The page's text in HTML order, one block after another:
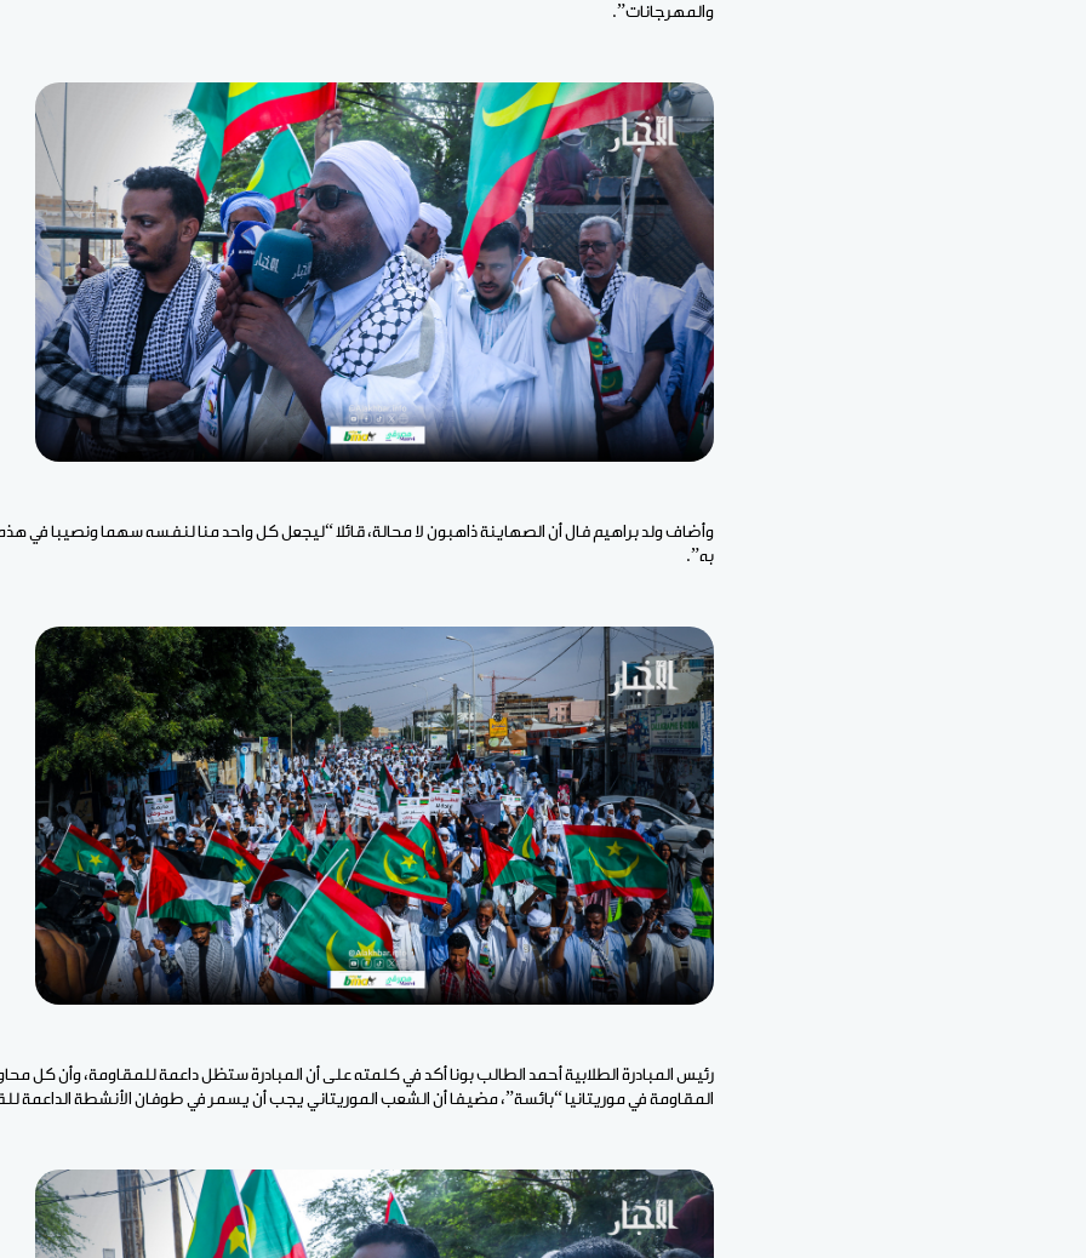
والمهرجانات”.
وأضاف ولد براهيم فال أن الصهاينة ذاهبون لا محالة، قائلا “ليجعل كل واحد منا لنفسه سهما ونصيبا في
به”.
رئيس المبادرة الطلابية أحمد الطالب بونا أكد في كلمته على أن المبادرة ستظل داعمة للمقاومة، وأن كل
المقاومة في موريتانيا “بائسة”، مضيفا أن الشعب الموريتاني يجب أن يسمر في طوفان الأنشطة الداعمة